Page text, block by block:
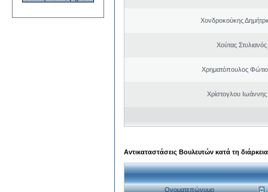
Χονδροκούκης
Χούτας
Χρηματόπουλος
Χρίστογλου
Αντικαταστάσεις Βουλευτών κατά τη
Ονοματεπώνυμο